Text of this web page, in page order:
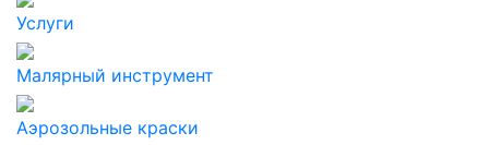
Услуги
Малярный инструмент
Аэрозольные краски